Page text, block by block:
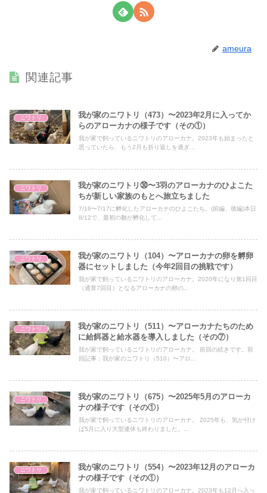
ameura
関連記事
ニワトリ
我が家のニワトリ（473）〜2023年2月に入ってか
らのアローカナの様子です（その①）
我が家で飼っているニワトリのアローカナ。2023年も始まったと
思っていたら、もう2月も折り返しを過ぎ...
ニワトリ
我が家のニワトリ㉚〜3羽のアローカナのひよこた
ちが新しい家族のもとへ旅立ちました
7/16〜7/17に孵化したアローカナのひよこたち。(前編、後編)本日
8/12で、最初の雛が孵化して...
ニワトリ
我が家のニワトリ（104）〜アローカナの卵を孵卵
器にセットしました（今年2回目の挑戦です）
我が家で飼っているニワトリのアローカナ。2020年になり第1回目
（通算7回目）となるアローカナの卵の...
ニワトリ
我が家のニワトリ（511）〜アローカナたちのため
に給餌器と給水器を導入しました（その⑦）
我が家で飼っているニワトリのアローカナ。 前回の続きです。前
回記事：我が家のニワトリ（510）〜アロ...
ニワトリ
我が家のニワトリ（675）〜2025年5月のアローカ
ナの様子です（その①）
我が家で飼っているニワトリのアローカナ。 2025年も、気が付け
ば5月に入り大型連休も終わりました。...
ニワトリ
我が家のニワトリ（554）〜2023年12月のアローカ
ナの様子です（その①）
我が家で飼っているニワトリのアローカナ。2023年も12月へ入っ